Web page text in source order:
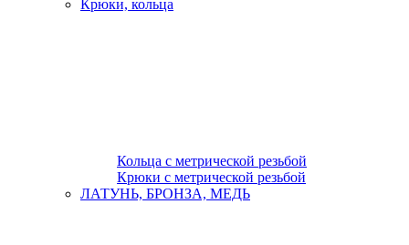
Крюки, кольца
Кольца с метрической резьбой
Крюки с метрической резьбой
ЛАТУНЬ, БРОНЗА, МЕДЬ